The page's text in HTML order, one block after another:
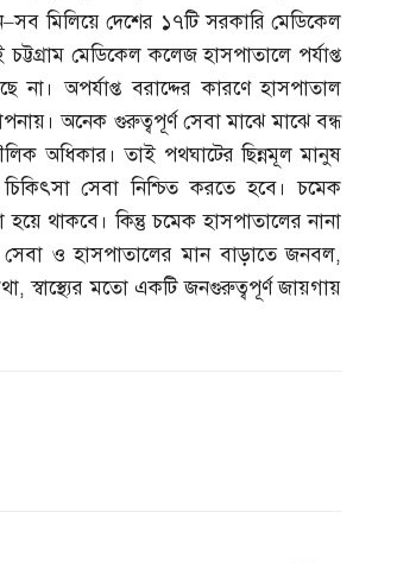
–সব মিলিয়ে দেশের ১৭টি সরকারি মেডিকেল
চট্টগ্রাম মেডিকেল কলেজ হাসপাতালে পর্যাপ্ত
না। অপর্যাপ্ত বরাদ্দের কারণে হাসপাতাল
অনেক গুরুত্বপূর্ণ সেবা মাঝে মাঝে বন্ধ
অধিকার। তাই পথঘাটের ছিন্নমূল মানুষ
সেবা নিশ্চিত করতে হবে। চমেক
হয়ে থাকবে। কিন্তু চমেক হাসপাতালের নানা
সেবা ও হাসপাতালের মান বাড়াতে জনবল,
,স্বাস্থ্যের মতো একটি জনগুরুত্বপূর্ণ জায়গায়